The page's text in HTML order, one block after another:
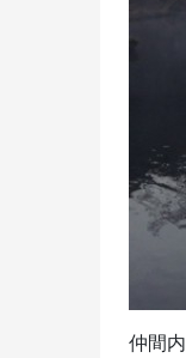
仲間